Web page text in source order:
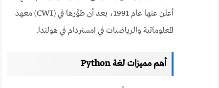
أعلن عنها عام 1991، بعد أن طوَّرها في (CWI) معهد
المعلوماتية والرياضيات في امستردام في هولندا.
أهم مميزات لغة Python